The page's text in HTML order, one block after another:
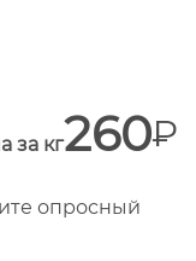
за кг260
опросный